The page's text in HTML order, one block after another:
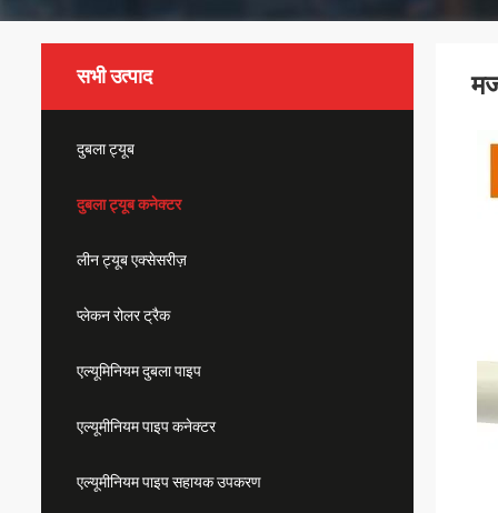
सभी उत्पाद
दुबला ट्यूब
दुबला ट्यूब कनेक्टर
लीन ट्यूब एक्सेसरीज़
प्लेकन रोलर ट्रैक
एल्यूमिनियम दुबला पाइप
एल्यूमीनियम पाइप कनेक्टर
एल्यूमीनियम पाइप सहायक उपकरण